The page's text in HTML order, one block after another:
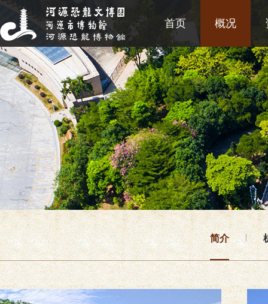
首页 概况
简介